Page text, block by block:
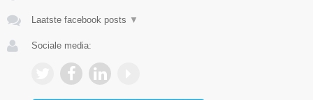
Laatste facebook posts ▼
Sociale media: